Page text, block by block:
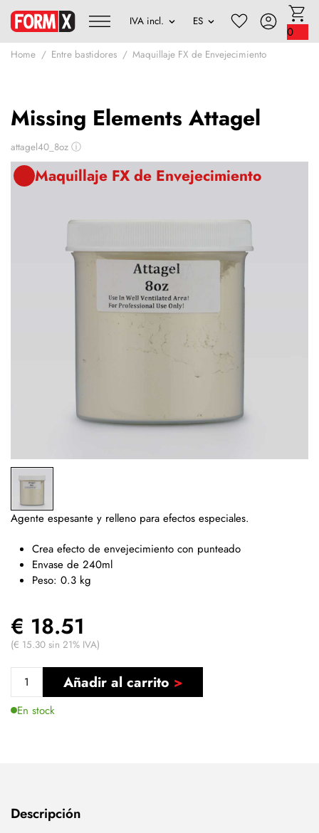
0
Home Entre bastidores Maquillaje FX de Envejecimiento
Missing Elements Attagel
attagel40_8oz ⓘ
Maquillaje FX de Envejecimiento
Agente espesante y relleno para efectos especiales.
Crea efecto de envejecimiento con punteado
Envase de 240ml
Peso: 0.3 kg
€ 18.51
(€ 15.30 sin 21% IVA)
Añadir al carrito
En stock
Descripción